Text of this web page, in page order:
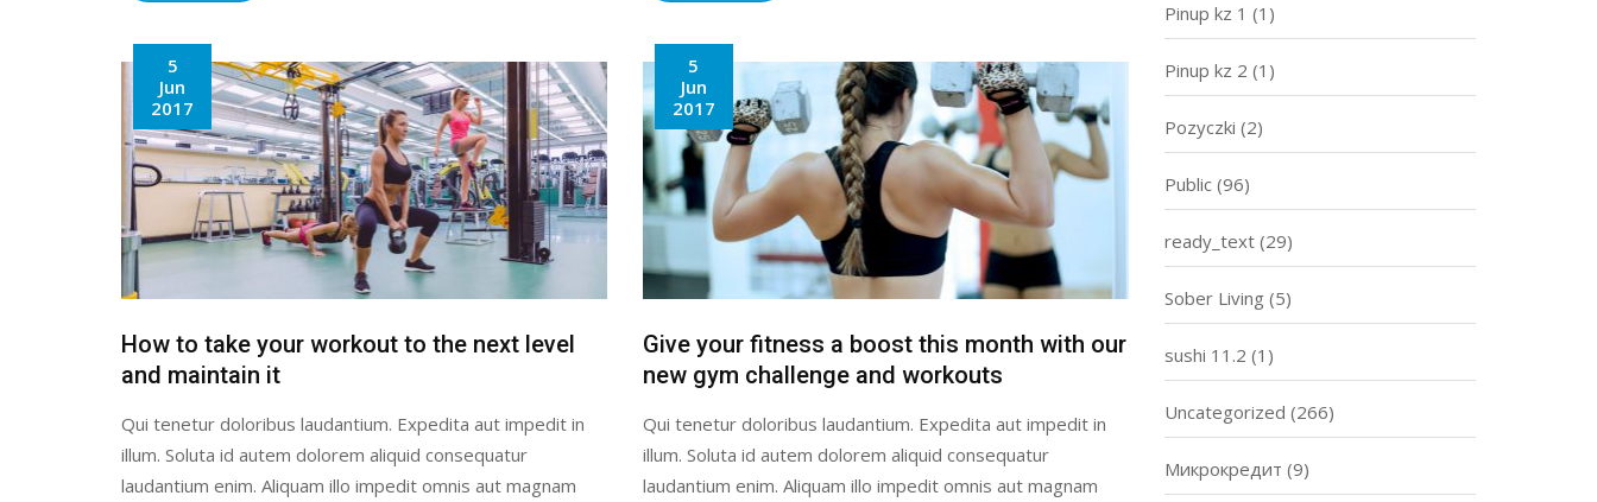
5
Jun
2017
How to take your workout to the next level
and maintain it
Qui tenetur doloribus laudantium. Expedita aut impedit in
illum. Soluta id autem dolorem aliquid consequatur
laudantium enim. Aliquam illo impedit omnis aut magnam
5
Jun
2017
Give your fitness a boost this month with our
new gym challenge and workouts
Qui tenetur doloribus laudantium. Expedita aut impedit in
illum. Soluta id autem dolorem aliquid consequatur
laudantium enim. Aliquam illo impedit omnis aut magnam
Pinup kz 1 (1)
Pinup kz 2 (1)
Pozyczki (2)
Public(96)
ready_text(29)
Sober Living (5)
sushi 11.2 (1)
Uncategorized (266)
Микрокредит (9)